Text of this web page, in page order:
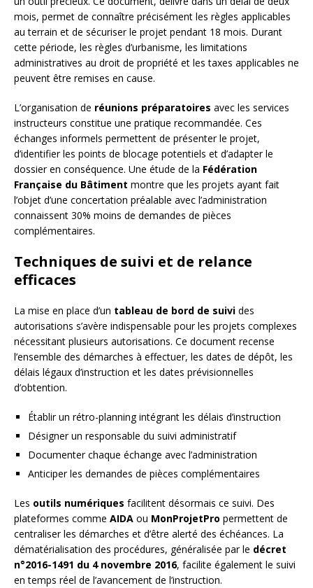
mois, permet de connaître précisément les règles applicables
au terrain et de sécuriser le projet pendant 18 mois. Durant
cette période, les règles d’urbanisme, les limitations
administratives au droit de propriété et les taxes applicables ne
peuvent être remises en cause.
L’organisation de réunions préparatoires avec les services
instructeurs constitue une pratique recommandée. Ces
échanges informels permettent de présenter le projet,
d’identifier les points de blocage potentiels et d’adapter le
dossier en conséquence. Une étude de la Fédération
Française du Bâtiment montre que les projets ayant fait
l’objet d’une concertation préalable avec l’administration
connaissent 30% moins de demandes de pièces
complémentaires.
Techniques de suivi et de relance
efficaces
La mise en place d’un tableau de bord de suivi des
autorisations s’avère indispensable pour les projets complexes
nécessitant plusieurs autorisations. Ce document recense
l’ensemble des démarches à effectuer, les dates de dépôt, les
délais légaux d’instruction et les dates prévisionnelles
d’obtention.
Établir un rétro-planning intégrant les délais d’instruction
Désigner un responsable du suivi administratif
Documenter chaque échange avec l’administration
Anticiper les demandes de pièces complémentaires
Les outils numériques facilitent désormais ce suivi. Des
plateformes comme AIDA ou MonProjetPro permettent de
centraliser les démarches et d’être alerté des échéances. La
dématérialisation des procédures, généralisée par le décret
n°2016-1491 du 4 novembre 2016, facilite également le suivi
en temps réel de l’avancement de l’instruction.